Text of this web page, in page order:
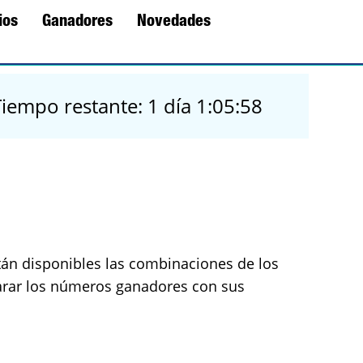
Ganadores Novedades
restante: 1 día 1:05:58
disponibles las combinaciones de los
los números ganadores con sus